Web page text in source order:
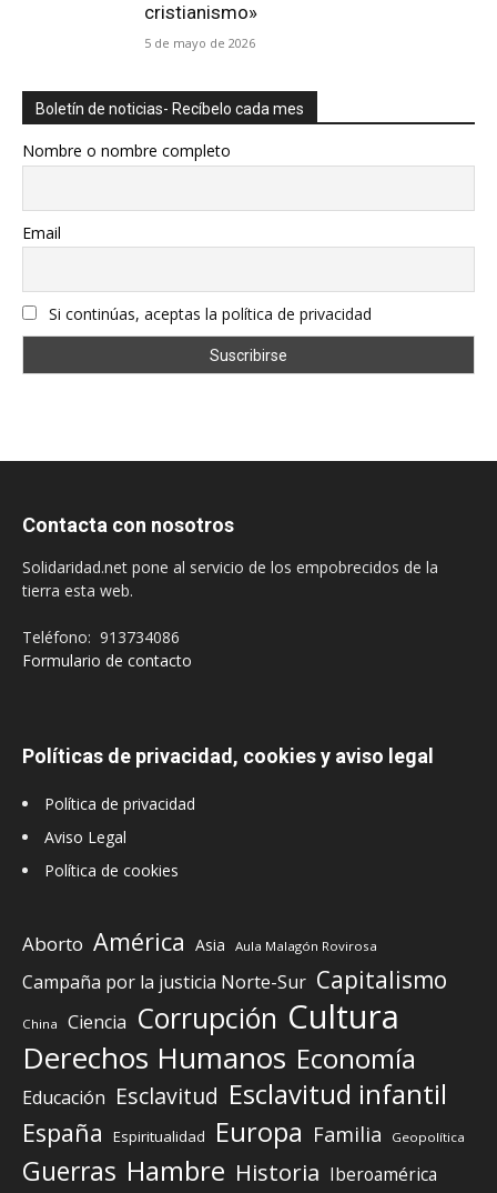
cristianismo»
5 de mayo de 2026
Boletín de noticias- Recíbelo cada mes
Nombre o nombre completo
Email
Si continúas, aceptas la política de privacidad
Contacta con nosotros
Solidaridad.net pone al servicio de los empobrecidos de la
tierra esta web.
Teléfono: 913734086
Formulario de contacto
Políticas de privacidad, cookies y aviso legal
Política de privacidad
Aviso Legal
Política de cookies
Aborto América Asia Aula Malagón Rovirosa
Campaña por la justicia Norte-Sur Capitalismo
China Ciencia Corrupción Cultura
Derechos Humanos Economía
Educación Esclavitud Esclavitud infantil
España Espiritualidad Europa Familia Geopolítica
Guerras Hambre Historia Iberoamérica